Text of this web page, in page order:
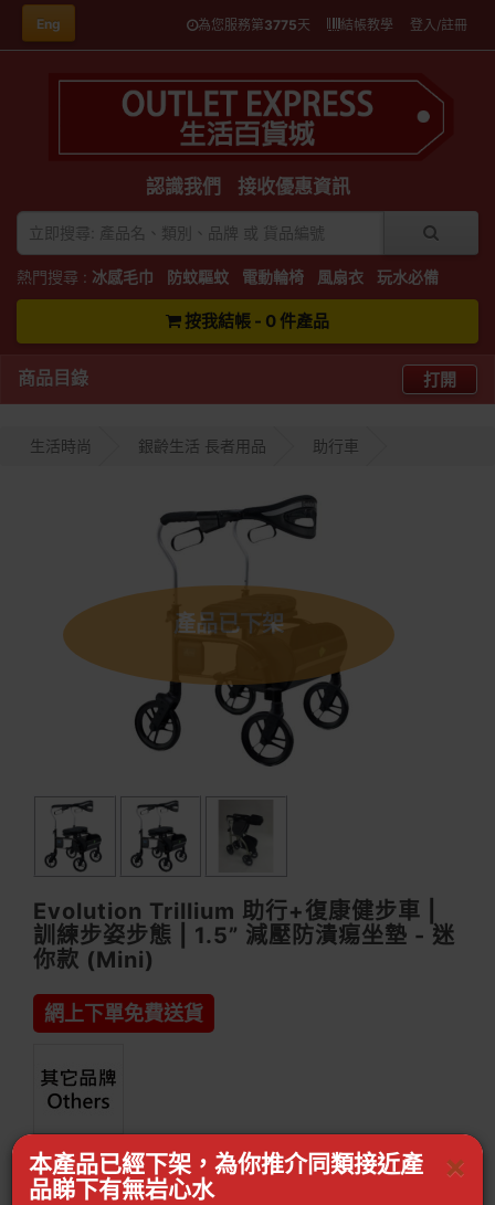
Eng 為您服務第3775天 結帳教學 登入/註冊
認識我們 接收優惠資訊
熱門搜尋 : 冰感毛巾 防蚊驅蚊 電動輪椅 風扇衣 玩水必備
按我結帳 - 0 件產品
商品目錄 打開
生活時尚 銀齡生活 長者用品 助行車
產品已下架
Evolution Trillium 助行+復康健步車 |
訓練步姿步態 | 1.5” 減壓防潰痬坐墊 - 迷
你款 (Mini)
網上下單免費送貨
貨品編號： OE41723002
生活時尚 銀齡生活 長者用品
×
本產品已經下架，為你推介同類接近產
品睇下有無岩心水